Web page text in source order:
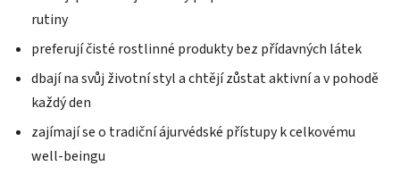
rutiny
preferují čisté rostlinné produkty bez přídavných látek
dbají na svůj životní styl a chtějí zůstat aktivní a v pohodě
každý den
zajímají se o tradiční ájurvédské přístupy k celkovému
well-beingu